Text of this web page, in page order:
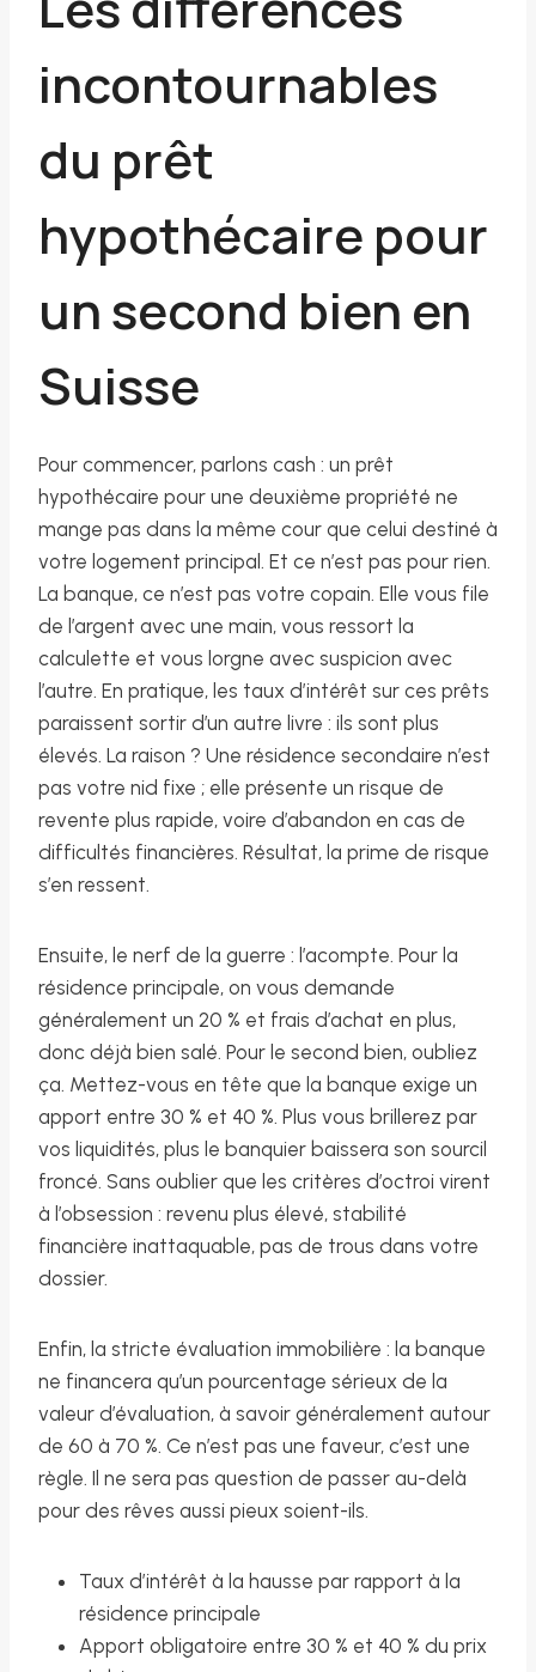
incontournables
du prêt
hypothécaire pour
un second bien en
Suisse
Pour commencer, parlons cash : un prêt
hypothécaire pour une deuxième propriété ne
mange pas dans la même cour que celui destiné à
votre logement principal. Et ce n’est pas pour rien.
La banque, ce n’est pas votre copain. Elle vous file
de l’argent avec une main, vous ressort la
calculette et vous lorgne avec suspicion avec
l’autre. En pratique, les taux d’intérêt sur ces prêts
paraissent sortir d’un autre livre : ils sont plus
élevés. La raison ? Une résidence secondaire n’est
pas votre nid fixe ; elle présente un risque de
revente plus rapide, voire d’abandon en cas de
difficultés financières. Résultat, la prime de risque
s’en ressent.
Ensuite, le nerf de la guerre : l’acompte. Pour la
résidence principale, on vous demande
généralement un 20 % et frais d’achat en plus,
donc déjà bien salé. Pour le second bien, oubliez
ça. Mettez-vous en tête que la banque exige un
apport entre 30 % et 40 %. Plus vous brillerez par
vos liquidités, plus le banquier baissera son sourcil
froncé. Sans oublier que les critères d’octroi virent
à l’obsession : revenu plus élevé, stabilité
financière inattaquable, pas de trous dans votre
dossier.
Enfin, la stricte évaluation immobilière : la banque
ne financera qu’un pourcentage sérieux de la
valeur d’évaluation, à savoir généralement autour
de 60 à 70 %. Ce n’est pas une faveur, c’est une
règle. Il ne sera pas question de passer au-delà
pour des rêves aussi pieux soient-ils.
Taux d’intérêt à la hausse par rapport à la
résidence principale
Apport obligatoire entre 30 % et 40 % du prix